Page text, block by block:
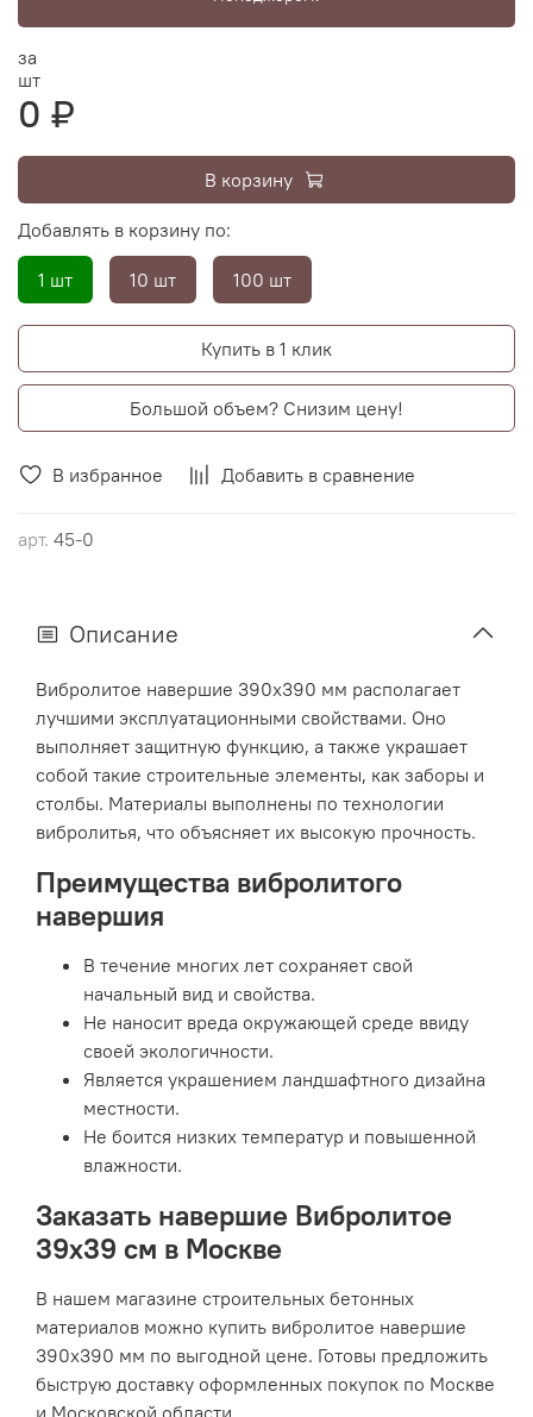
В избранное Добавить в сравнение
арт. 45-0
0 ₽
за
шт
В корзину
Добавлять в корзину по:
1 шт 10 шт 100 шт
Купить в 1 клик
Большой объем? Снизим цену!
Описание
Вибролитое навершие 390х390 мм располагает
лучшими эксплуатационными свойствами. Оно
выполняет защитную функцию, а также украшает
собой такие строительные элементы, как заборы и
столбы. Материалы выполнены по технологии
вибролитья, что объясняет их высокую прочность.
Преимущества вибролитого
навершия
В течение многих лет сохраняет свой
начальный вид и свойства.
Не наносит вреда окружающей среде ввиду
своей экологичности.
Является украшением ландшафтного дизайна
местности.
Не боится низких температур и повышенной
влажности.
Заказать навершие Вибролитое
39х39 см в Москве
В нашем магазине строительных бетонных
материалов можно купить вибролитое навершие
390х390 мм по выгодной цене. Готовы предложить
быструю доставку оформленных покупок по Москве
и Московской области.